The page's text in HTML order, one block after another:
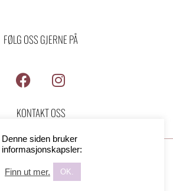
FØLG OSS GJERNE PÅ
F
a
e
o
k
I
n
t
g
r
a
KONTAKT OSS
-2026 - All rights reserved
byPagelook
Denne siden bruker
informasjonskapsler:
Finn ut mer. OK.